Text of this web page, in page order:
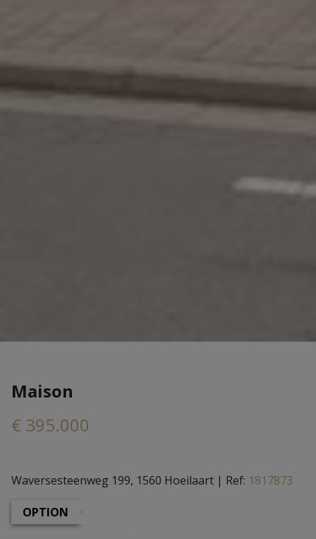
Maison
€ 395.000
Waversesteenweg 199, 1560 Hoeilaart | Ref: 1817873
OPTION